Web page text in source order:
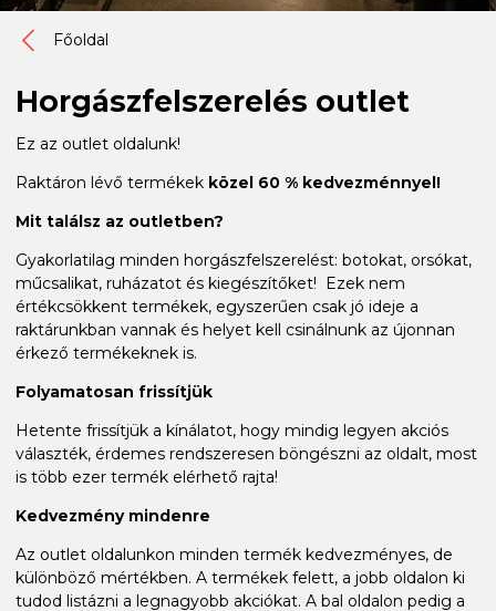
Főoldal
Horgászfelszerelés outlet
Ez az outlet oldalunk!
Raktáron lévő termékek közel 60 % kedvezménnyel!
Mit találsz az outletben?
Gyakorlatilag minden horgászfelszerelést: botokat, orsókat,
műcsalikat, ruházatot és kiegészítőket! Ezek nem
értékcsökkent termékek, egyszerűen csak jó ideje a
raktárunkban vannak és helyet kell csinálnunk az újonnan
érkező termékeknek is.
Folyamatosan frissítjük
Hetente frissítjük a kínálatot, hogy mindig legyen akciós
választék, érdemes rendszeresen böngészni az oldalt, most
is több ezer termék elérhető rajta!
Kedvezmény mindenre
Az outlet oldalunkon minden termék kedvezményes, de
különböző mértékben. A termékek felett, a jobb oldalon ki
tudod listázni a legnagyobb akciókat. A bal oldalon pedig a